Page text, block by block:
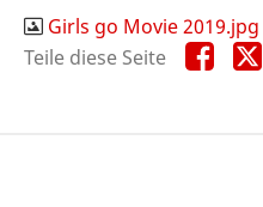
Girls go Movie 2019.jpg
Teile diese Seite
Teile
diese